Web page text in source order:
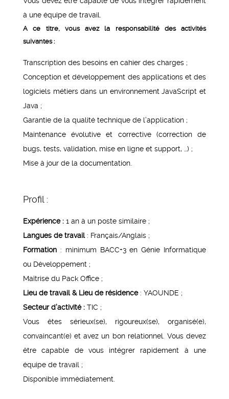
à une équipe de travail.
A ce titre, vous avez la responsabilité des activités
suivantes :
Transcription des besoins en cahier des charges ;
Conception et développement des applications et des
logiciels métiers dans un environnement JavaScript et
Java ;
Garantie de la qualité technique de l’application ;
Maintenance évolutive et corrective (correction de
bugs, tests, validation, mise en ligne et support, …) ;
Mise à jour de la documentation.
Profil :
Expérience : 1 an à un poste similaire ;
Langues de travail: Français/Anglais ;
Formation : minimum BACC+3 en Génie Informatique
ou Développement ;
Maîtrise du Pack Office ;
Lieu de travail & Lieu de résidence: YAOUNDE ;
Secteur d’activité : TIC ;
Vous êtes sérieux(se), rigoureux(se), organisé(e),
convaincant(e) et avez un bon relationnel. Vous devez
être capable de vous intégrer rapidement à une
équipe de travail ;
Disponible immédiatement.